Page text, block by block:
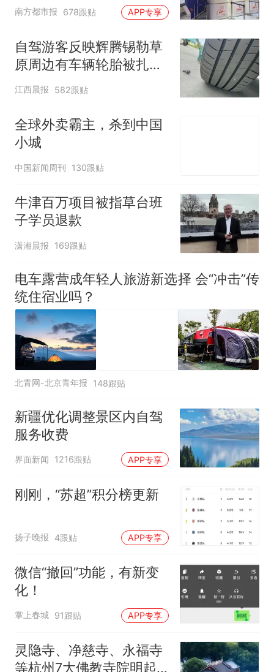
南方都市报 678跟贴 APP专享
自驾游客反映辉腾锡勒草
原周边有车辆轮胎被扎，
修理店铺换胎价格高达千
元，官方发布情况通报
江西晨报 582跟贴
全球外卖霸主，杀到中国
小城
中国新闻周刊 130跟贴
牛津百万项目被指草台班
子学员退款
潇湘晨报 169跟贴
电车露营成年轻人旅游新选择 会“冲击”传
统住宿业吗？
北青网-北京青年报 148跟贴
新疆优化调整景区内自驾
服务收费
界面新闻 1216跟贴 APP专享
刚刚，“苏超”积分榜更新
扬子晚报 4跟贴 APP专享
微信“撤回”功能，有新变
化！
掌上春城 91跟贴 APP专享
灵隐寺、净慈寺、永福寺
等杭州7大佛教寺院明起